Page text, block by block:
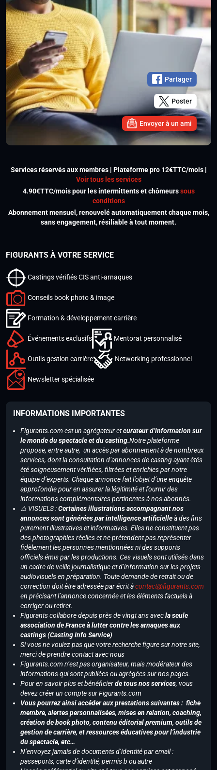
Partager
Poster
Envoyer à un ami
Services réservés aux membres | Plateforme pro 12€TTC/mois |
Voir tous les services
4.90€TTC/mois pour les intermittents et chômeurssous
conditions
Abonnement mensuel, renouvelé automatiquement chaque mois,
sans engagement, résiliable à tout moment.
FIGURANTS À VOTRE SERVICE
Castings vérifiés CIS anti-arnaques
Conseils book photo & image
Formation & développement carrière
Événements exclusifs Mentorat personnalisé
Outils gestion carrière Networking professionnel
Newsletter spécialisée
INFORMATIONS IMPORTANTES
Figurants.com est un agrégateur etcurateur d’information sur
le monde du spectacle et du casting.Notre plateforme
propose, entre autre, un accès par abonnement à de nombreux
services, dont la consultation d’annonces de casting ayant étés
été soigneusement vérifiées, filtrées et enrichies par notre
équipe d’experts. Chaque annonce fait l’objet d’une enquête
approfondie pour en assurer la légitimité et fournir des
informations complémentaires pertinentes à nos abonnés.
⚠️ VISUELS :Certaines illustrations accompagnant nos
annonces sont générées par intelligence artificielleà des fins
purement illustratives et informatives. Elles ne constituent pas
des photographies réelles et ne prétendent pas représenter
fidèlement les personnes mentionnées ni des supports
officiels émis par les productions. Ces visuels sont utilisés dans
un cadre de veille journalistique et d’information sur les projets
audiovisuels en préparation. Toute demande de retrait ou de
correction doit être adressée par écrit àcontact@figurants.com
en précisant l’annonce concernée et les éléments factuels à
corriger ou retirer.
Figurants collabore depuis près de vingt ans avecla seule
association de France à lutter contre les arnaques aux
castings (Casting Info Service)
Si vous ne voulez pas que votre recherche figure sur notre site,
merci de prendre contact avec nous
Figurants.com n’est pas organisateur, mais modérateur des
informations qui sont publiées ou agrégées sur nos pages.
Pour en savoir plus et bénéficierde tous nos services, vous
devez créer un compte sur Figurants.com
Vous pourrez ainsi accéder aux prestations suivantes : fiche
membre, alertes personnalisées, mises en relation, coaching,
création de book photo, contenu éditorial premium, outils de
gestion de carrière, et ressources éducatives pour l’industrie
du spectacle, etc…
N’envoyez jamais de documents d’identité par email :
passeports, carte d’identité, permis b ou autre